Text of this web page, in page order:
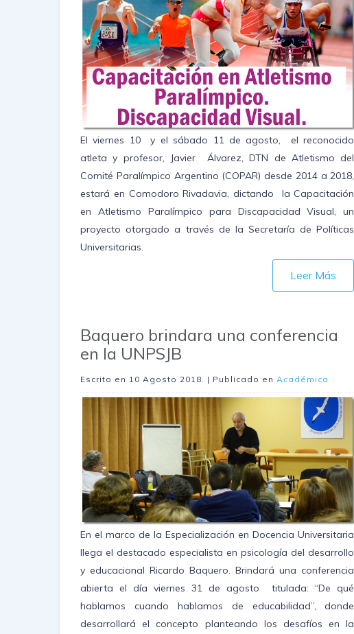
El viernes 10 y el sábado 11 de agosto, el reconocido
atleta y profesor, Javier Álvarez, DTN de Atletismo del
Comité Paralímpico Argentino (COPAR) desde 2014 a 2018,
estará en Comodoro Rivadavia, dictando la Capacitación
en Atletismo Paralímpico para Discapacidad Visual, un
proyecto otorgado a través de la Secretaría de Políticas
Universitarias.
Leer Más
Baquero brindara una conferencia
en la UNPSJB
Escrito en 10 Agosto 2018 . | Publicado en Académica
En el marco de la Especialización en Docencia Universitaria
llega el destacado especialista en psicología del desarrollo
y educacional Ricardo Baquero. Brindará una conferencia
abierta el día viernes 31 de agosto titulada: “De qué
hablamos cuando hablamos de educabilidad”, donde
desarrollará el concepto planteando los desafíos en la